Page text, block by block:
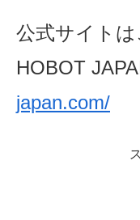
公式サイトは
HOBOT
japan.com/